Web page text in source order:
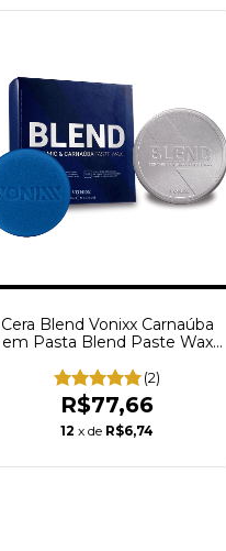
Cera Blend Vonixx Carnaúba
em Pasta Blend Paste Wax
(2)
R$77,66
12 x de R$6,74